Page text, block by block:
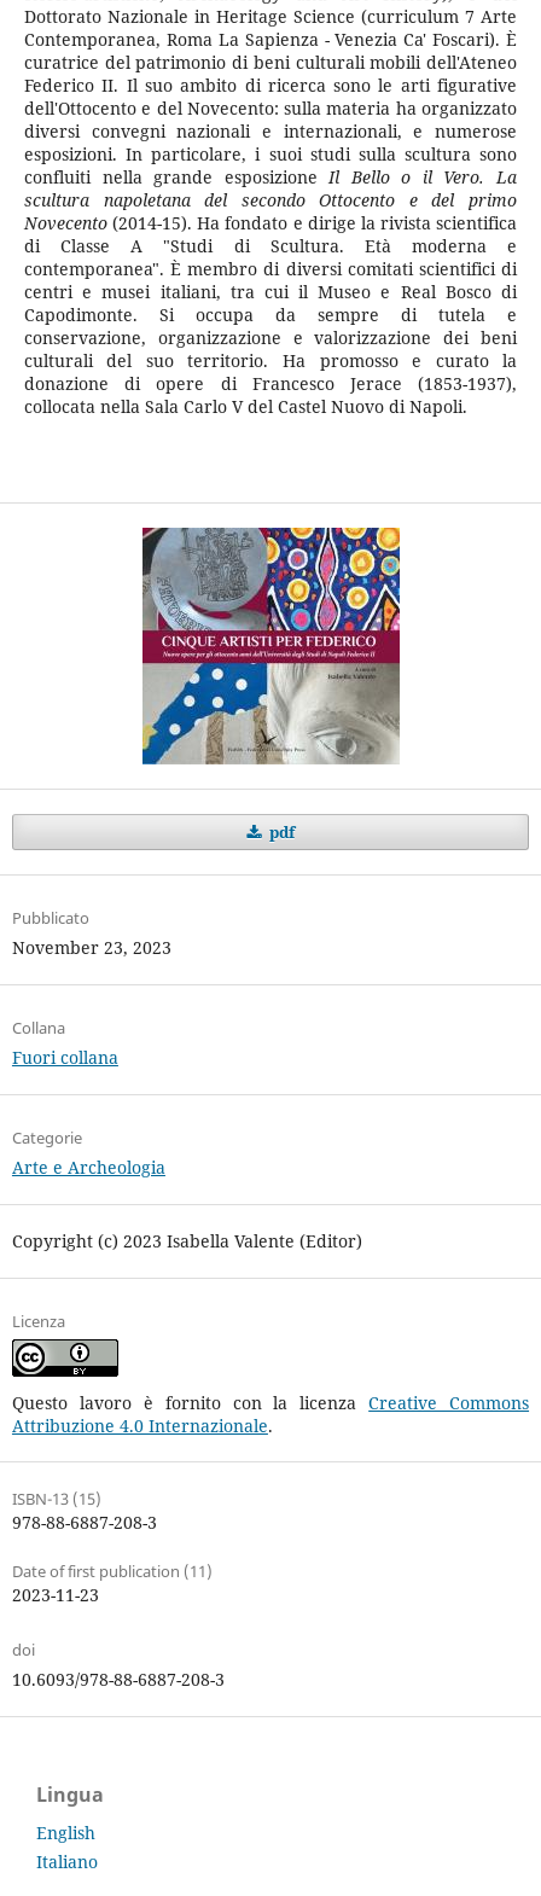
Dottorato Nazionale in Heritage Science (curriculum 7 Arte
Contemporanea, Roma La Sapienza - Venezia Ca' Foscari). È
curatrice del patrimonio di beni culturali mobili dell'Ateneo
Federico II. Il suo ambito di ricerca sono le arti figurative
dell'Ottocento e del Novecento: sulla materia ha organizzato
diversi convegni nazionali e internazionali, e numerose
esposizioni. In particolare, i suoi studi sulla scultura sono
confluiti nella grande esposizioneIl Bello o il Vero. La
scultura napoletana del secondo Ottocento e del primo
Novecento(2014-15). Ha fondato e dirige la rivista scientifica
di Classe A "Studi di Scultura. Età moderna e
contemporanea". È membro di diversi comitati scientifici di
centri e musei italiani, tra cui il Museo e Real Bosco di
Capodimonte. Si occupa da sempre di tutela e
conservazione, organizzazione e valorizzazione dei beni
culturali del suo territorio. Ha promosso e curato la
donazione di opere di Francesco Jerace (1853-1937),
collocata nella Sala Carlo V del Castel Nuovo di Napoli.
pdf
Pubblicato
November 23, 2023
Collana
Fuori collana
Categorie
Arte e Archeologia
Copyright (c) 2023 Isabella Valente (Editor)
Licenza
Questo lavoro è fornito con la licenzaCreative Commons
Attribuzione 4.0 Internazionale.
ISBN-13 (15)
978-88-6887-208-3
Date of first publication (11)
2023-11-23
doi
10.6093/978-88-6887-208-3
Lingua
English
Italiano